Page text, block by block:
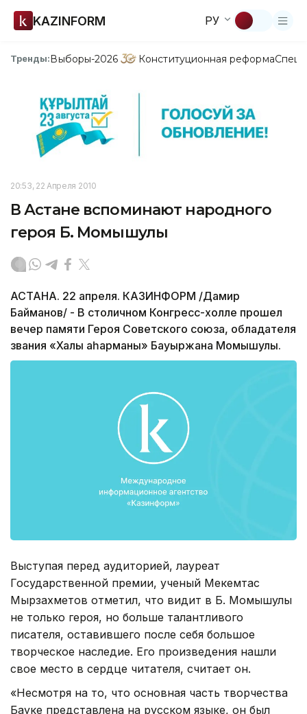
KAZINFORM РУ
Тренды:Выборы-2026 Конституционная реформа
20:53, 22 Апреля 2010
В Астане вспоминают народного
героя Б. Момышулы
АСТАНА. 22 апреля. КАЗИНФОРМ /Дамир
Байманов/ - В столичном Конгресс-холле прошел
вечер памяти Героя Советского союза, обладателя
звания «Халық қаһарманы» Бауыржана Момышулы.
Выступая перед аудиторией, лауреат
Государственной премии, ученый Мекемтас
Мырзахметов отметил, что видит в Б. Момышулы
не только героя, но больше талантливого
писателя, оставившего после себя большое
творческое наследие. Его произведения нашли
свое место в сердце читателя, считает он.
«Несмотря на то, что основная часть творчества
Бауке представлена на русском языке, он был